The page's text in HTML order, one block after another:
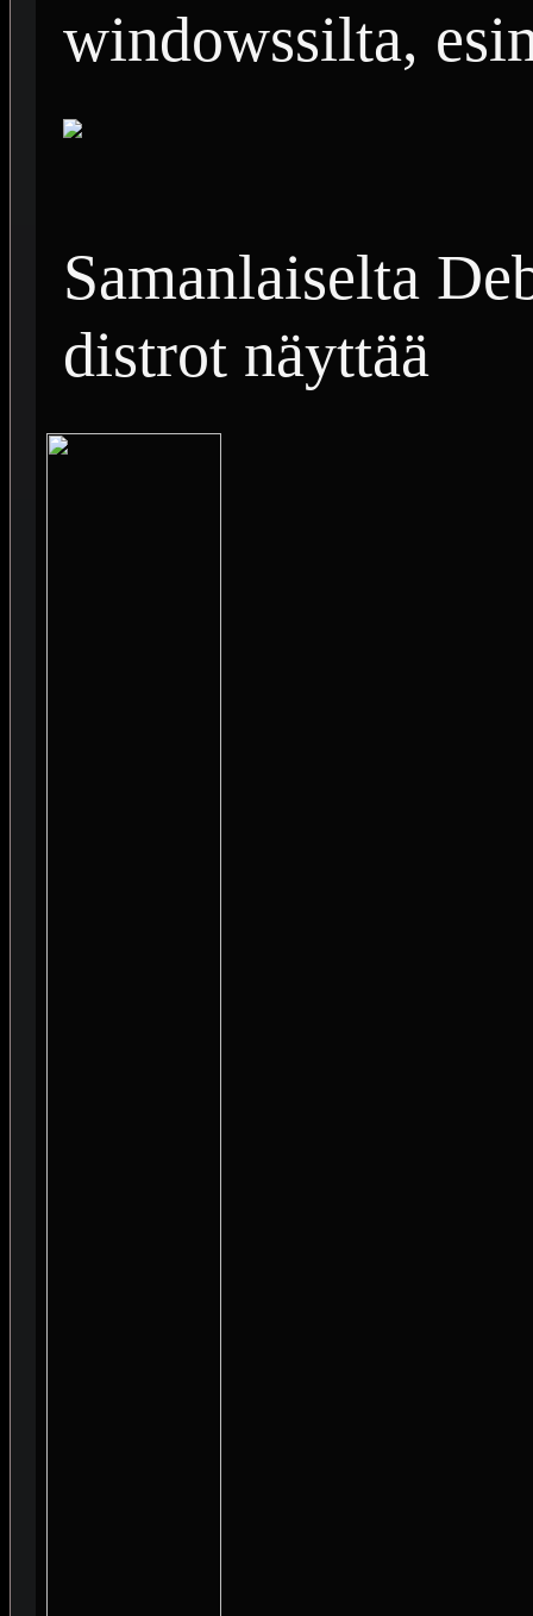
windowssilta,
Samanlaiselta
distrot näyttää